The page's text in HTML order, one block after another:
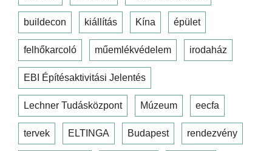
buildecon kiállítás Kína épület
felhőkarcoló műemlékvédelem irodaház
EBI Építésaktivitási Jelentés
Lechner Tudásközpont Múzeum eecfa
tervek ELTINGA Budapest rendezvény